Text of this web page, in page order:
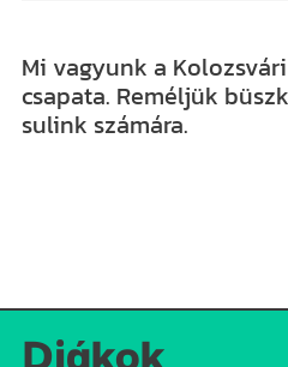
Mi vagyunk a
csapata. Reméljük
sulink számára.
Diákok